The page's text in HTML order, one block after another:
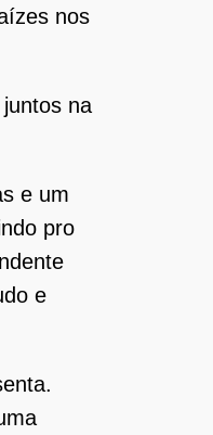
nos
na
e um
pro
e